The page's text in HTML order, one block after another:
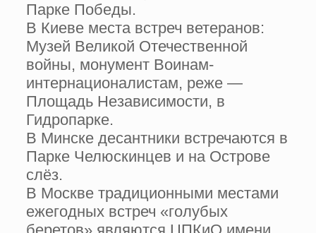
Парке Победы.
В Киеве места встреч ветеранов:
Музей Великой Отечественной
войны, монумент Воинам-
интернационалистам, реже —
Площадь Независимости, в
Гидропарке.
В Минске десантники встречаются в
Парке Челюскинцев и на Острове
слёз.
В Москве традиционными местами
ежегодных встреч «голубых